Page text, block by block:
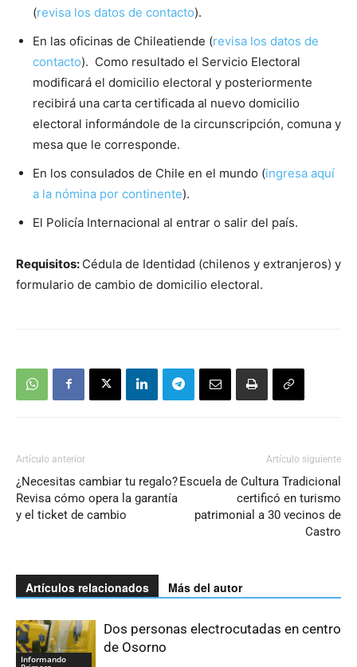
(revisa los datos de contacto).
En las oficinas de Chileatiende (revisa los datos de
contacto). Como resultado el Servicio Electoral
modificará el domicilio electoral y posteriormente
recibirá una carta certificada al nuevo domicilio
electoral informándole de la circunscripción, comuna y
mesa que le corresponde.
En los consulados de Chile en el mundo (ingresa aquí
a la nómina por continente).
El Policía Internacional al entrar o salir del país.
Requisitos: Cédula de Identidad (chilenos y extranjeros) y
formulario de cambio de domicilio electoral.
Artículo anterior
¿Necesitas cambiar tu regalo?
Revisa cómo opera la garantía
y el ticket de cambio
Artículo siguiente
Escuela de Cultura Tradicional
certificó en turismo
patrimonial a 30 vecinos de
Castro
Artículos relacionados Más del autor
Informando
Dos personas electrocutadas en centro
de Osorno